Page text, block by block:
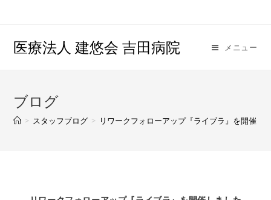
医療法人 建悠会 吉田病院 メニュー
ブログ
> スタッフブログ > リワークフォローアップ『ライブラ』を開催し